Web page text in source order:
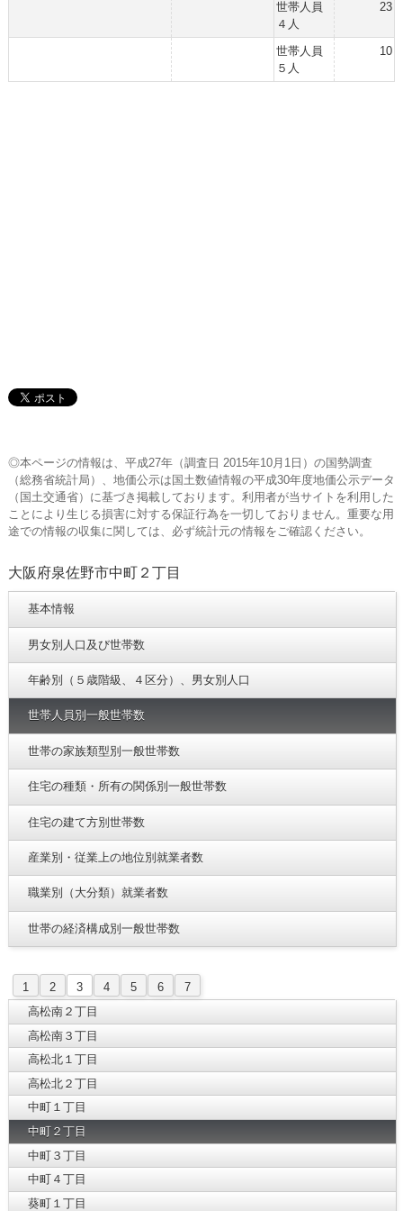
世帯人員
４人
23
世帯人員
５人
10
◎本ページの情報は、平成27年（調査日 2015年10月1日）の国勢調査
（総務省統計局）、地価公示は国土数値情報の平成30年度地価公示データ
（国土交通省）に基づき掲載しております。利用者が当サイトを利用した
ことにより生じる損害に対する保証行為を一切しておりません。重要な用
途での情報の収集に関しては、必ず統計元の情報をご確認ください。
大阪府泉佐野市中町２丁目
基本情報
男女別人口及び世帯数
年齢別（５歳階級、４区分）、男女別人口
世帯人員別一般世帯数
世帯の家族類型別一般世帯数
住宅の種類・所有の関係別一般世帯数
住宅の建て方別世帯数
産業別・従業上の地位別就業者数
職業別（大分類）就業者数
世帯の経済構成別一般世帯数
1 2 3 4 5 6
7
高松南２丁目
高松南３丁目
高松北１丁目
高松北２丁目
中町１丁目
中町２丁目
中町３丁目
中町４丁目
葵町１丁目